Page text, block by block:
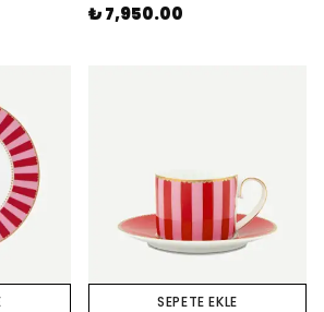
₺ 7,950.00
SEPETE EKLE